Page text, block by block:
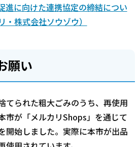
進に向けた連携協定の締結につい
株式会社ソウゾウ）
願い
てられた粗大ごみのうち、再使用
市が「メルカリShops」を通じて
開始しました。実際に本市が出品